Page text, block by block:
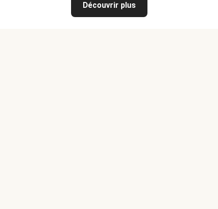
Découvrir plus